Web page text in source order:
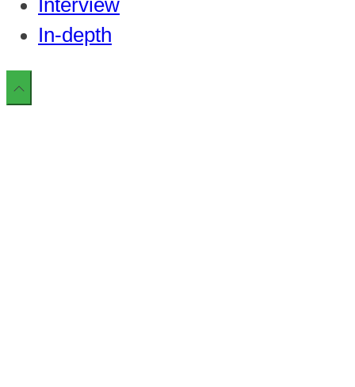
Interview
In-depth